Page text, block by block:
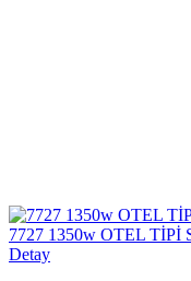
7727 1350w OTEL
Detay